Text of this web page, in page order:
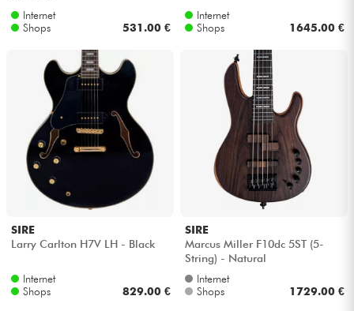
Internet
Shops
531.00 €
Internet
Shops
1645.00 €
SIRE
Larry Carlton H7V LH - Black
Internet
Shops
829.00 €
SIRE
Marcus Miller F10dc 5ST (5-
String) - Natural
Internet
Shops
1729.00 €